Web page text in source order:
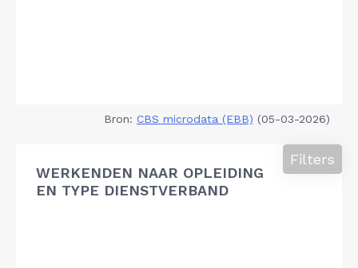
Bron: CBS microdata (EBB) (05-03-2026)
WERKENDEN NAAR OPLEIDING
EN TYPE DIENSTVERBAND
Filters